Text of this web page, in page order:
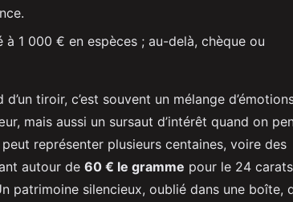
à 1 000 € en espèces ; au-delà, chèque ou
tiroir, c’est souvent un mélange
mais aussi un sursaut d’intérêt quand on
représenter plusieurs centaines, voire des
autour de 60 € le gramme pour le 24
patrimoine silencieux, oublié dans une boîte,